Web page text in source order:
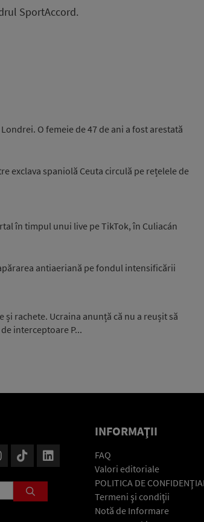
SportAccord.
O femeie de 47 de ani a fost arestată
exclava spaniolă Ceuta circulă pe rețelele de
în timpul unui live pe TikTok, în Culiacán
antiaeriană pe fondul intensificării
rachete. Ucraina anunță că nu a reușit să
interceptoare P...
INFORMAŢII
FAQ
Valori editoriale
POLITICA DE
Termeni şi condiţii
Notă de Informare